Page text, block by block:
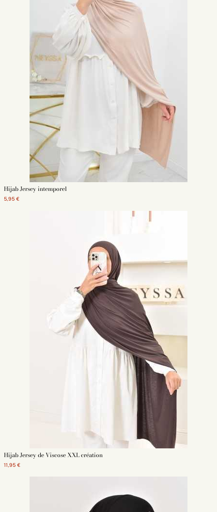
Hijab Jersey intemporel
5,95 €
Hijab Jersey de Viscose XXL création
11,95 €